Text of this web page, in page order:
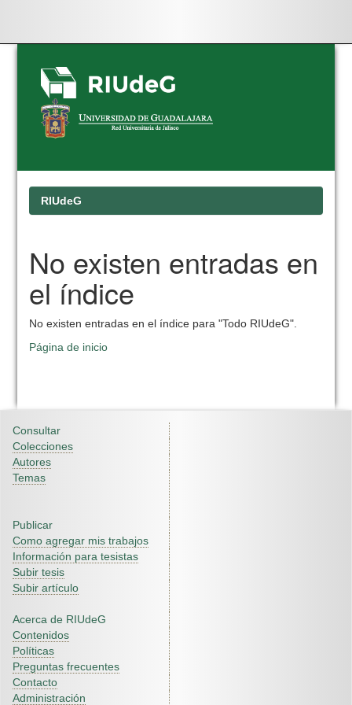
Skip
navigation
RIUdeG
No existen entradas en
el índice
No existen entradas en el índice para "Todo RIUdeG".
Página de inicio
Consultar
Colecciones
Autores
Temas
Publicar
Como agregar mis trabajos
Información para tesistas
Subir tesis
Subir artículo
Acerca de RIUdeG
Contenidos
Políticas
Preguntas frecuentes
Contacto
Administración